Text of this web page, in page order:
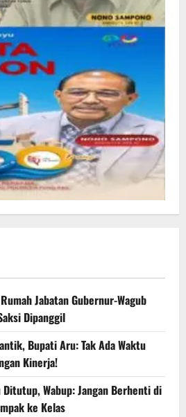
Jabatan Gubernur-Wagub
Dipanggil
Bupati Aru: Tak Ada Waktu
Kinerja!
Wabup: Jangan Berhenti di
ke Kelas